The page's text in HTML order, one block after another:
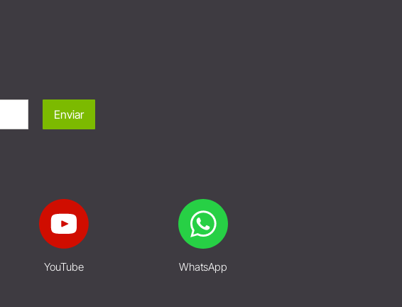
Enviar
YouTube WhatsApp